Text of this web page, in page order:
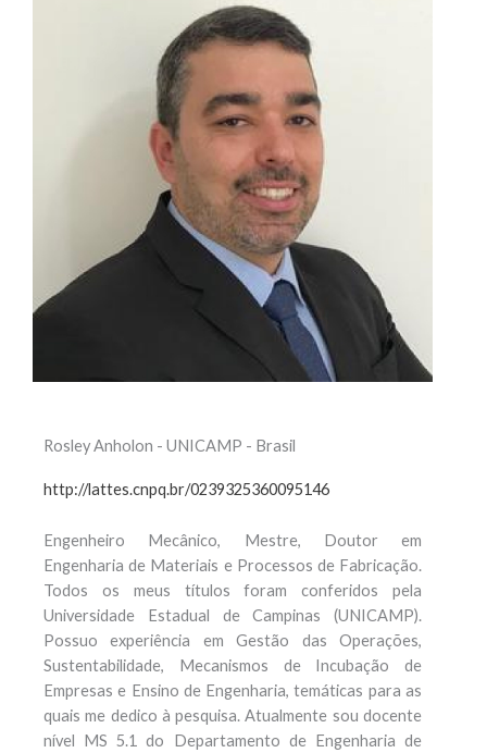
Rosley Anholon - UNICAMP - Brasil
http://lattes.cnpq.br/0239325360095146
Engenheiro Mecânico, Mestre, Doutor em
Engenharia de Materiais e Processos de Fabricação.
Todos os meus títulos foram conferidos pela
Universidade Estadual de Campinas (UNICAMP).
Possuo experiência em Gestão das Operações,
Sustentabilidade, Mecanismos de Incubação de
Empresas e Ensino de Engenharia, temáticas para as
quais me dedico à pesquisa. Atualmente sou docente
nível MS 5.1 do Departamento de Engenharia de